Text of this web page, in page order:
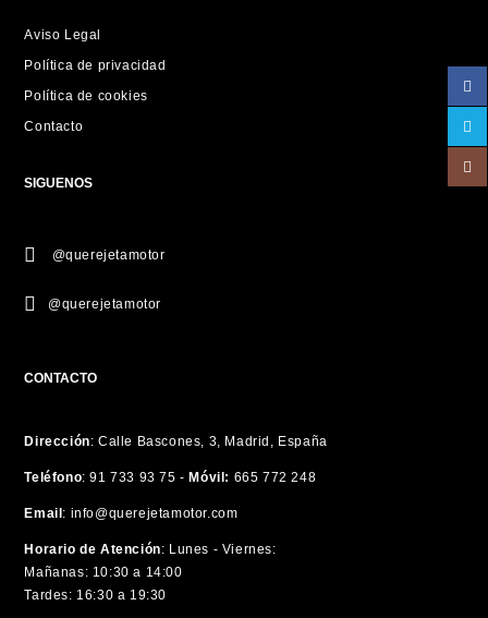
Aviso Legal
Política de privacidad
Política de cookies
Contacto
SIGUENOS
@querejetamotor
@querejetamotor
CONTACTO
Dirección: Calle Bascones, 3, Madrid, España
Teléfono: 91 733 93 75 - Móvil: 665 772 248
Email : info@querejetamotor.com
Horario de Atención: Lunes - Viernes:
Mañanas: 10:30 a 14:00
Tardes: 16:30 a 19:30